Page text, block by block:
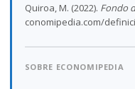
Quiroa, M. (2022). Fondo
conomipedia.com/
SOBRE ECONOMIPEDIA